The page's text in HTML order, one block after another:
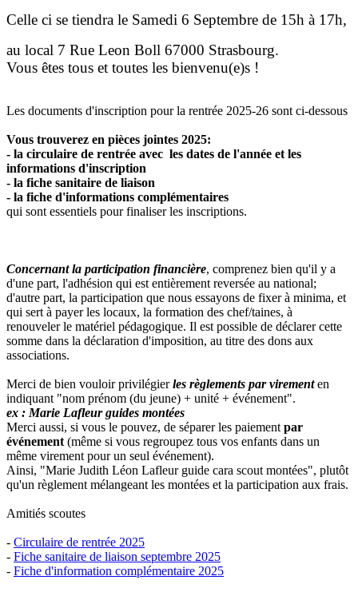
Celle ci se tiendra le Samedi 6 Septembre de 15h à 17h,
au local 7 Rue Leon Boll 67000 Strasbourg.
Vous êtes tous et toutes les bienvenu(e)s !
Les documents d'inscription pour la rentrée 2025-26 sont ci-dessous
Vous trouverez en pièces jointes 2025:
- la circulaire de rentrée avec les dates de l'année et les
informations d'inscription
- la fiche sanitaire de liaison
- la fiche d'informations complémentaires
qui sont essentiels pour finaliser les inscriptions.
Concernant la participation financière, comprenez bien qu'il y a
d'une part, l'adhésion qui est entièrement reversée au national;
d'autre part, la participation que nous essayons de fixer à minima, et
qui sert à payer les locaux, la formation des chef/taines, à
renouveler le matériel pédagogique. Il est possible de déclarer cette
somme dans la déclaration d'imposition, au titre des dons aux
associations.
Merci de bien vouloir privilégierles règlements par virementen
indiquant "nom prénom (du jeune) + unité + événement".
ex : Marie Lafleur guides montées
Merci aussi, si vous le pouvez, de séparer les paiement par
événement (même si vous regroupez tous vos enfants dans un
même virement pour un seul événement).
Ainsi, "Marie Judith Léon Lafleur guide cara scout montées", plutôt
qu'un règlement mélangeant les montées et la participation aux frais.
Amitiés scoutes
- Circulaire de rentrée 2025
- Fiche sanitaire de liaison septembre 2025
- Fiche d'information complémentaire 2025